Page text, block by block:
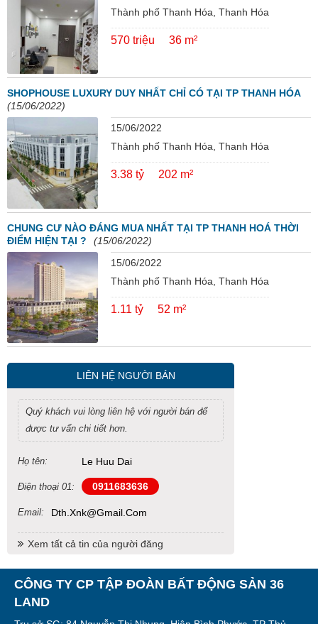
Thành phố Thanh Hóa, Thanh Hóa
570 triệu 36 m²
SHOPHOUSE LUXURY DUY NHẤT CHỈ CÓ TẠI TP THANH HÓA
(15/06/2022)
15/06/2022
Thành phố Thanh Hóa, Thanh Hóa
3.38 tỷ 202 m²
CHUNG CƯ NÀO ĐÁNG MUA NHẤT TẠI TP THANH HOÁ THỜI
ĐIỂM HIỆN TẠI ?
(15/06/2022)
15/06/2022
Thành phố Thanh Hóa, Thanh Hóa
1.11 tỷ 52 m²
LIÊN HỆ NGƯỜI BÁN
Quý khách vui lòng liên hệ với người bán để
được tư vấn chi tiết hơn.
Họ tên: Le Huu Dai
Điện thoại 01: 0911683636
Email: Dth.xnk@gmail.com
Xem tất cả tin của người đăng
CÔNG TY CP TẬP ĐOÀN BẤT ĐỘNG SẢN 36
LAND